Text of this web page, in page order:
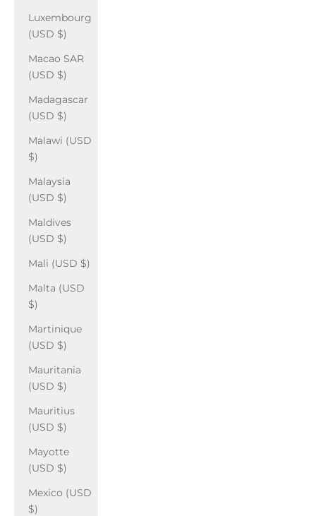
Luxembourg
(USD $)
Macao SAR
(USD $)
Madagascar
(USD $)
Malawi (USD
$)
Malaysia
(USD $)
Maldives
(USD $)
Mali (USD $)
Malta (USD
$)
Martinique
(USD $)
Mauritania
(USD $)
Mauritius
(USD $)
Mayotte
(USD $)
Mexico (USD
$)